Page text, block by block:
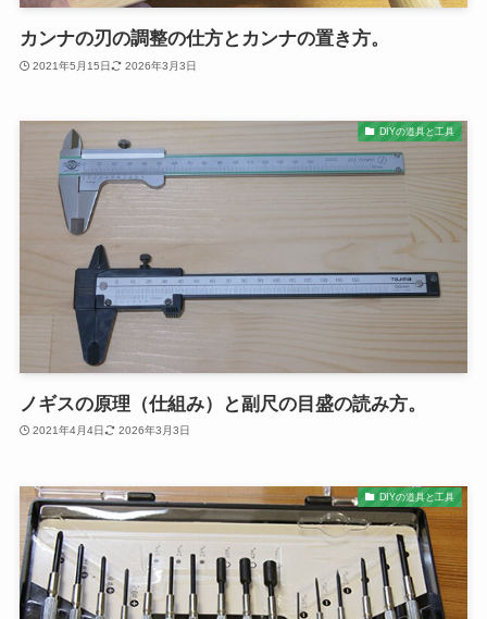
カンナの刃の調整の仕方とカンナの置き方。
2021年5月15日 2026年3月3日
DIYの道具と工具
ノギスの原理（仕組み）と副尺の目盛の読み方。
2021年4月4日 2026年3月3日
DIYの道具と工具